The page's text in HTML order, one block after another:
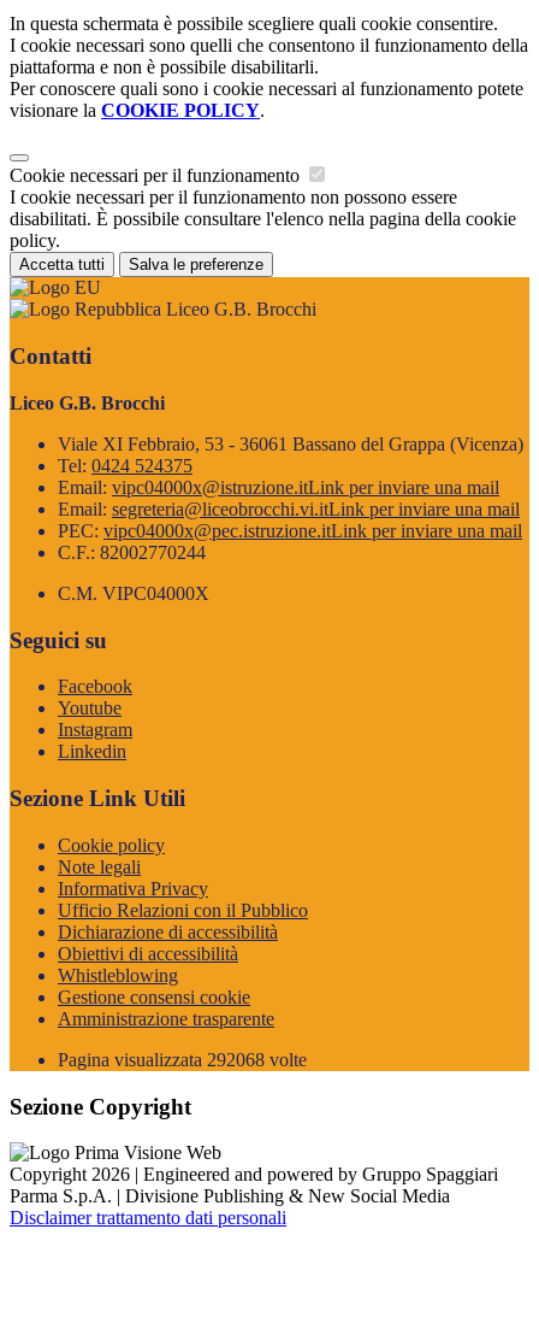
In questa schermata è possibile scegliere quali cookie consentire.
I cookie necessari sono quelli che consentono il funzionamento della
piattaforma e non è possibile disabilitarli.
Per conoscere quali sono i cookie necessari al funzionamento potete
visionare la COOKIE POLICY.
Cookie necessari per il funzionamento
I cookie necessari per il funzionamento non possono essere
disabilitati. È possibile consultare l'elenco nella pagina della cookie
policy.
Accetta tutti Salva le preferenze
Liceo G.B. Brocchi
Contatti
Liceo G.B. Brocchi
Viale XI Febbraio, 53 - 36061 Bassano del Grappa (Vicenza)
Tel: 0424 524375
Email: vipc04000x@istruzione.itLink per inviare una mail
Email: segreteria@liceobrocchi.vi.itLink per inviare una mail
PEC: vipc04000x@pec.istruzione.itLink per inviare una mail
C.F.: 82002770244
C.M. VIPC04000X
Seguici su
Facebook
Youtube
Instagram
Linkedin
Sezione Link Utili
Cookie policy
Note legali
Informativa Privacy
Ufficio Relazioni con il Pubblico
Dichiarazione di accessibilità
Obiettivi di accessibilità
Whistleblowing
Gestione consensi cookie
Amministrazione trasparente
Pagina visualizzata 292068 volte
Sezione Copyright
Copyright 2026 | Engineered and powered by Gruppo Spaggiari
Parma S.p.A. | Divisione Publishing & New Social Media
Disclaimer trattamento dati personali